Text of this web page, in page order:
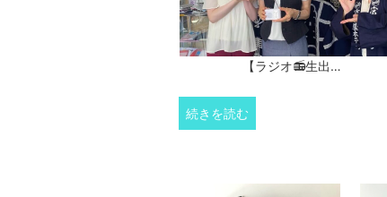
【ラジオ📻生出…
続きを読む